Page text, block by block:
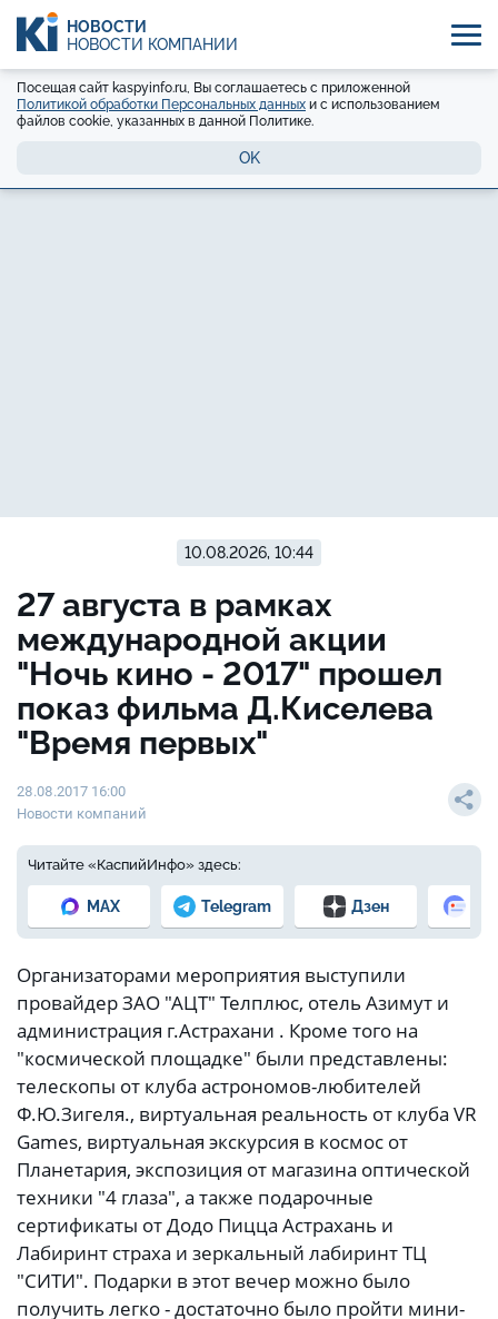
НОВОСТИ
НОВОСТИ КОМПАНИЙ
Посещая сайт kaspyinfo.ru, Вы соглашаетесь с приложенной
Политикой обработки Персональных данных и с использованием
файлов cookie, указанных в данной Политике.
OK
10.08.2026, 10:44
27 августа в рамках
международной акции
"Ночь кино - 2017" прошел
показ фильма Д.Киселева
"Время первых"
28.08.2017 16:00
Новости компаний
Читайте «КаспийИнфо» здесь:
MAX Telegram Дзен
Организаторами мероприятия выступили
провайдер ЗАО "АЦТ" Телплюс, отель Азимут и
администрация г.Астрахани . Кроме того на
"космической площадке" были представлены:
телескопы от клуба астрономов-любителей
Ф.Ю.Зигеля., виртуальная реальность от клуба VR
Games, виртуальная экскурсия в космос от
Планетария, экспозиция от магазина оптической
техники "4 глаза", а также подарочные
сертификаты от Додо Пицца Астрахань и
Лабиринт страха и зеркальный лабиринт ТЦ
"СИТИ". Подарки в этот вечер можно было
получить легко - достаточно было пройти мини-